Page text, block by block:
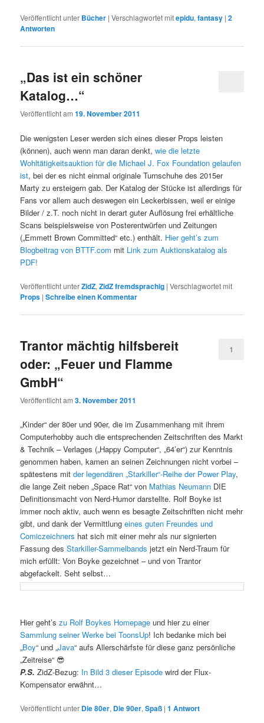
Veröffentlicht unter Bücher |Verschlagwortet mitepidu,fantasy |2
Antworten
„Das ist ein schöner
Katalog…“
Veröffentlicht am19. November 2011
Die wenigsten Leser werden sich eines dieser Props leisten
(können), auch wenn man daran denkt,wie die letzte
Wohltätigkeitsauktion für die Michael J. Fox Foundation gelaufen
ist, bei der es nicht einmal originale Turnschuhe des 2015er
Marty zu ersteigern gab. Der Katalog der Stücke ist allerdings für
Fans vor allem auch deswegen ein Leckerbissen, weil er einige
Bilder / z.T. noch nicht in derart guter Auflösung frei erhältliche
Scans beispielsweise von Posterentwürfen und Zeitungen
(„Emmett Brown Committed“ etc.) enthält. Hier geht’s zum
Blogbeitrag von BTTF.com mit Link zum Auktionskatalog als
PDF!
Veröffentlicht unterZidZ,ZidZ fremdsprachig |Verschlagwortet mit
Props |Schreibe einen Kommentar
Trantor mächtig hilfsbereit
oder: „Feuer und Flamme
GmbH“
Veröffentlicht am3. November 2011
1
„Kinder“ der 80er und 90er, die im Zusammenhang mit ihrem
Computerhobby auch die entsprechenden Zeitschriften des Markt
& Technik – Verlages („Happy Computer“, „64’er“) zur Kenntnis
genommen haben, kamen an seinen Zeichnungen nicht vorbei –
spätestens mitder legendären „Starkiller“-Reihe der Power Play,
die lange Zeit neben „Space Rat“ von Mathias Neumann DIE
Definitionsmacht von Nerd-Humor darstellte. Rolf Boyke ist
immer noch aktiv, auch wenn es besagte Zeitschriften nicht mehr
gibt, und dank der Vermittlungeines guten Freundes und
Comiczeichners hat sich mit einer mehr als nur signierten
Fassung desStarkiller-Sammelbands jetzt ein Nerd-Traum für
mich erfüllt: Von Boyke gezeichnet – und von Trantor
abgefackelt. Seht selbst…
Hier geht’szu Rolf Boykes Homepage und hier zu einer
Sammlung seiner Werke bei ToonsUp! Ich bedanke mich bei
„Boy“ und „Java“ aufs Allerschärfste für diese ganz persönliche
„Zeitreise“ 😎
P.S. ZidZ-Bezug: In Bild 3 dieser Episode wird der Flux-
Kompensator erwähnt…
Veröffentlicht unter Die 80er, Die 90er,Spaß |1 Antwort